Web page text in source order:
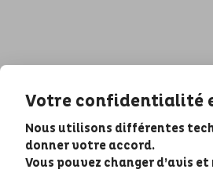
Votre confidentialité
Nous utilisons différentes
donner votre accord.
Vous pouvez changer d’avis